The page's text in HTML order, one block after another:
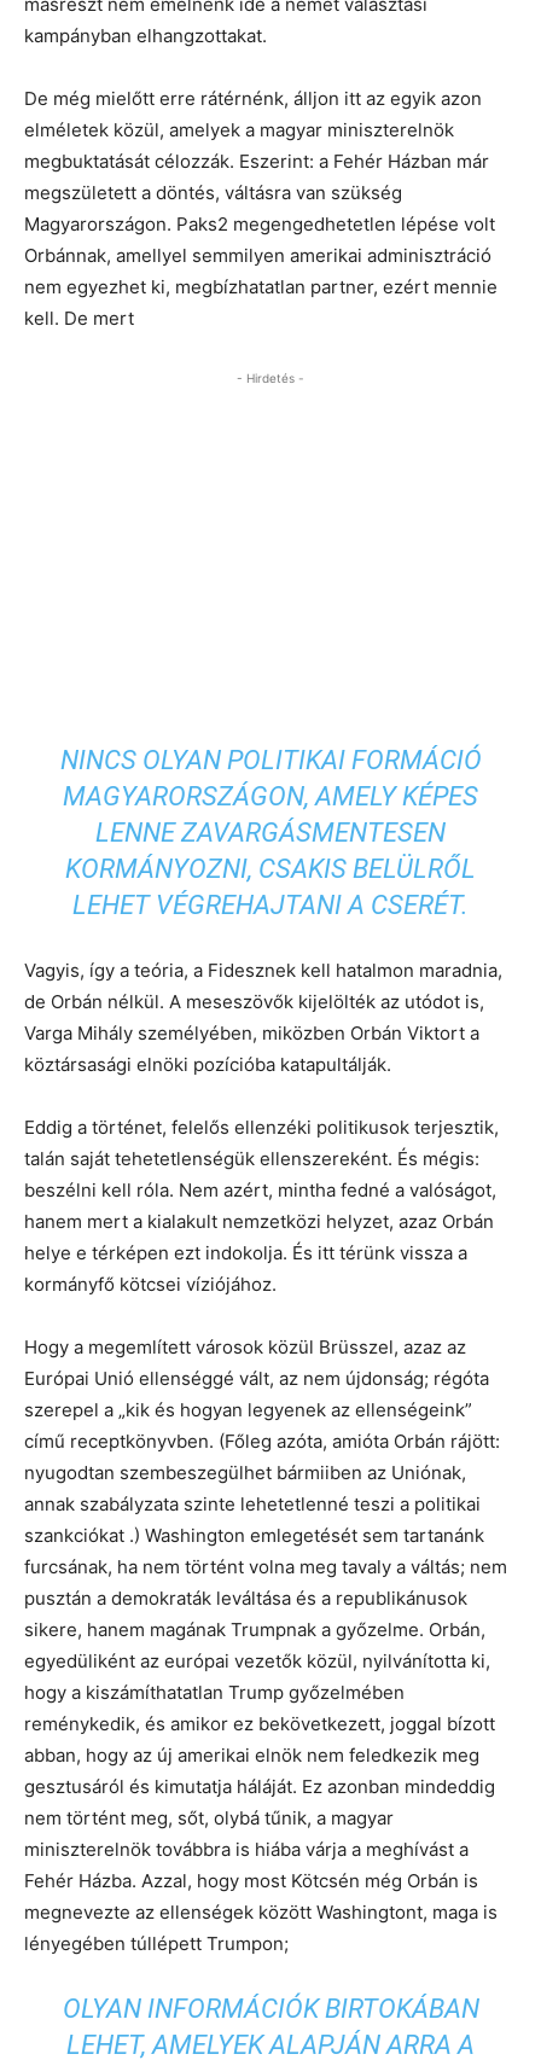
kampányban elhangzottakat.
De még mielőtt erre rátérnénk, álljon itt az egyik azon
elméletek közül, amelyek a magyar miniszterelnök
megbuktatását célozzák. Eszerint: a Fehér Házban már
megszületett a döntés, váltásra van szükség
Magyarországon. Paks2 megengedhetetlen lépése volt
Orbánnak, amellyel semmilyen amerikai adminisztráció
nem egyezhet ki, megbízhatatlan partner, ezért mennie
kell. De mert
- Hirdetés -
NINCS OLYAN POLITIKAI FORMÁCIÓ
MAGYARORSZÁGON, AMELY KÉPES
LENNE ZAVARGÁSMENTESEN
KORMÁNYOZNI, CSAKIS BELÜLRŐL
LEHET VÉGREHAJTANI A CSERÉT.
Vagyis, így a teória, a Fidesznek kell hatalmon maradnia,
de Orbán nélkül. A meseszövők kijelölték az utódot is,
Varga Mihály személyében, miközben Orbán Viktort a
köztársasági elnöki pozícióba katapultálják.
Eddig a történet, felelős ellenzéki politikusok terjesztik,
talán saját tehetetlenségük ellenszereként. És mégis:
beszélni kell róla. Nem azért, mintha fedné a valóságot,
hanem mert a kialakult nemzetközi helyzet, azaz Orbán
helye e térképen ezt indokolja. És itt térünk vissza a
kormányfő kötcsei víziójához.
Hogy a megemlített városok közül Brüsszel, azaz az
Európai Unió ellenséggé vált, az nem újdonság; régóta
szerepel a „kik és hogyan legyenek az ellenségeink”
című receptkönyvben. (Főleg azóta, amióta Orbán rájött:
nyugodtan szembeszegülhet bármiiben az Uniónak,
annak szabályzata szinte lehetetlenné teszi a politikai
szankciókat .) Washington emlegetését sem tartanánk
furcsának, ha nem történt volna meg tavaly a váltás; nem
pusztán a demokraták leváltása és a republikánusok
sikere, hanem magának Trumpnak a győzelme. Orbán,
egyedüliként az európai vezetők közül, nyilvánította ki,
hogy a kiszámíthatatlan Trump győzelmében
reménykedik, és amikor ez bekövetkezett, joggal bízott
abban, hogy az új amerikai elnök nem feledkezik meg
gesztusáról és kimutatja háláját. Ez azonban mindeddig
nem történt meg, sőt, olybá tűnik, a magyar
miniszterelnök továbbra is hiába várja a meghívást a
Fehér Házba. Azzal, hogy most Kötcsén még Orbán is
megnevezte az ellenségek között Washingtont, maga is
lényegében túllépett Trumpon;
OLYAN INFORMÁCIÓK BIRTOKÁBAN
LEHET, AMELYEK ALAPJÁN ARRA A